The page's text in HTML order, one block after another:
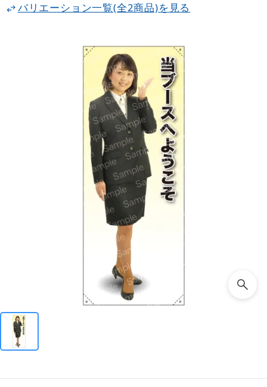
バリエーション一覧(全2商品)を見る